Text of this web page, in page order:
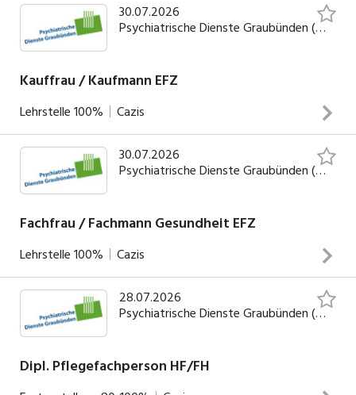
INSERAT ANSEHEN30.07.2026
Psychiatrische Dienste Graubünden (PDGR)
Kauffrau / Kaufmann EFZ
Lehrstelle100% Cazis
INSERAT ANSEHEN30.07.2026
Psychiatrische Dienste Graubünden (PDGR)
Fachfrau / Fachmann Gesundheit EFZ
Lehrstelle100% Cazis
INSERAT ANSEHEN28.07.2026
Psychiatrische Dienste Graubünden (PDGR)
Dipl. Pflegefachperson HF/FH